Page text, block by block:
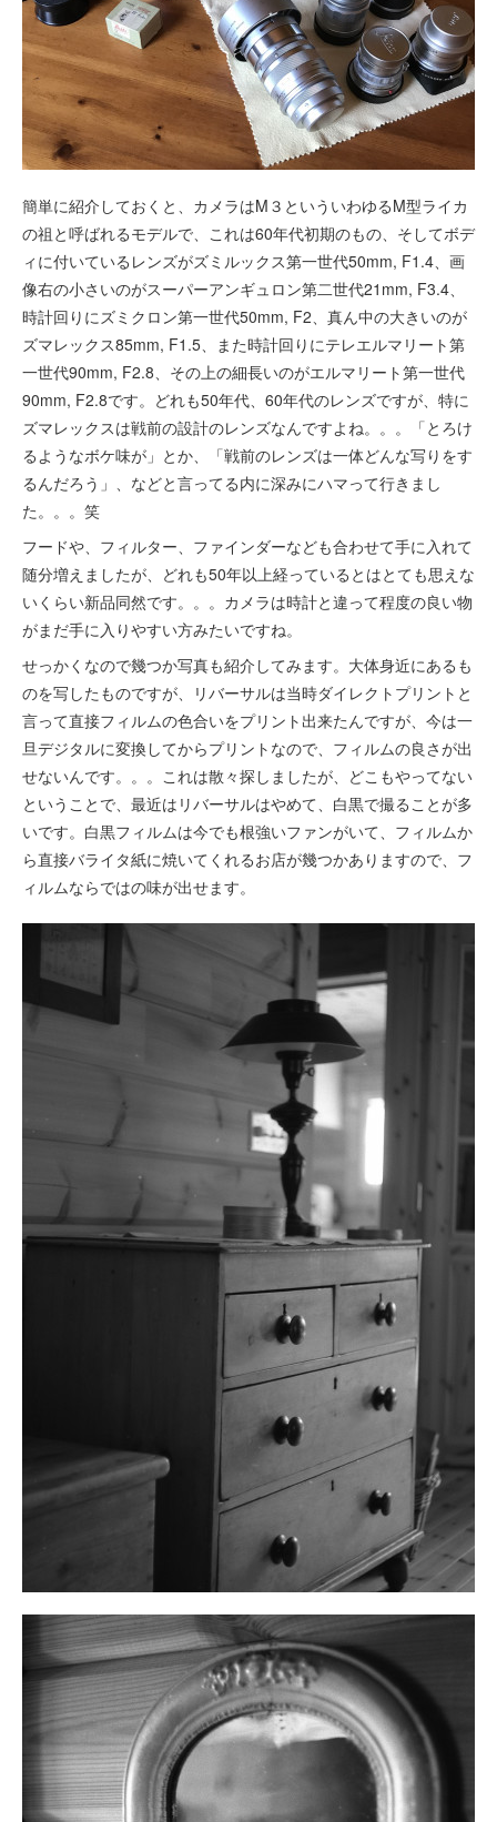
簡単に紹介しておくと、カメラはM３といういわゆるM型ライカ
の祖と呼ばれるモデルで、これは60年代初期のもの、そしてボデ
ィに付いているレンズがズミルックス第一世代50mm, F1.4、画
像右の小さいのがスーパーアンギュロン第二世代21mm, F3.4、
時計回りにズミクロン第一世代50mm, F2、真ん中の大きいのが
ズマレックス85mm, F1.5、また時計回りにテレエルマリート第
一世代90mm, F2.8、その上の細長いのがエルマリート第一世代
90mm, F2.8です。どれも50年代、60年代のレンズですが、特に
ズマレックスは戦前の設計のレンズなんですよね。。。「とろけ
るようなボケ味が」とか、「戦前のレンズは一体どんな写りをす
るんだろう」、などと言ってる内に深みにハマって行きまし
た。。。笑
フードや、フィルター、ファインダーなども合わせて手に入れて
随分増えましたが、どれも50年以上経っているとはとても思えな
いくらい新品同然です。。。カメラは時計と違って程度の良い物
がまだ手に入りやすい方みたいですね。
せっかくなので幾つか写真も紹介してみます。大体身近にあるも
のを写したものですが、リバーサルは当時ダイレクトプリントと
言って直接フィルムの色合いをプリント出来たんですが、今は一
旦デジタルに変換してからプリントなので、フィルムの良さが出
せないんです。。。これは散々探しましたが、どこもやってない
ということで、最近はリバーサルはやめて、白黒で撮ることが多
いです。白黒フィルムは今でも根強いファンがいて、フィルムか
ら直接バライタ紙に焼いてくれるお店が幾つかありますので、フ
ィルムならではの味が出せます。